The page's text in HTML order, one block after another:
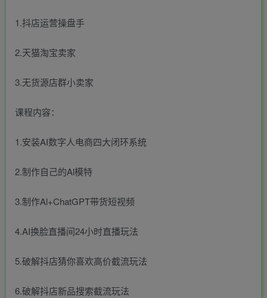
1.抖店运营操盘手
2.天猫淘宝卖家
3.无货源店群小卖家
课程内容：
1.安装AI数字人电商四大闭环系统
2.制作自己的Al模特
3.制作Al+ChatGPT带货短视频
4.AI换脸直播间24小时直播玩法
5.破解抖店猜你喜欢高价截流玩法
6.破解抖店新品搜索截流玩法